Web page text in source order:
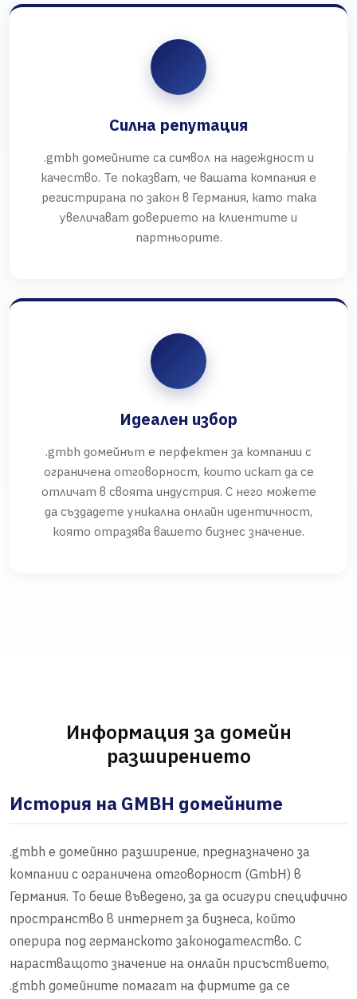
Силна репутация
.gmbh домейните са символ на надеждност и
качество. Те показват, че вашата компания е
регистрирана по закон в Германия, като така
увеличават доверието на клиентите и
партньорите.
Идеален избор
.gmbh домейнът е перфектен за компании с
ограничена отговорност, които искат да се
отличат в своята индустрия. С него можете
да създадете уникална онлайн идентичност,
която отразява вашето бизнес значение.
Информация за домейн
разширението
История на GMBH домейните
.gmbh е домейнно разширение, предназначено за
компании с ограничена отговорност (GmbH) в
Германия. То беше въведено, за да осигури специфично
пространство в интернет за бизнеса, който
оперира под германското законодателство. С
нарастващото значение на онлайн присъствието,
.gmbh домейните помагат на фирмите да се